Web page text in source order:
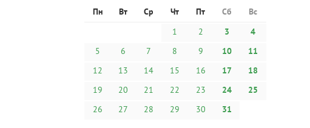
Пн
Вт Ср Чт Пт Сб
Вс
1
2 3
4
5
6 7 8 9 10
11
12
13 14 15 16 17
18
19
20 21 22 23 24
25
26
27 28 29 30 31